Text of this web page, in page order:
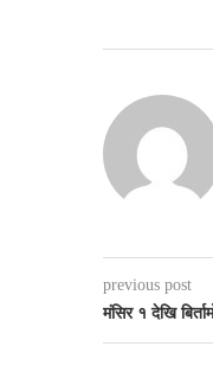
previous post
मंसिर १ देखि